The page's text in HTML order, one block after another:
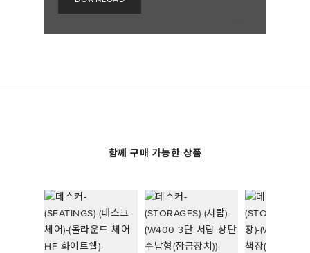
함께 구매 가능한 상품